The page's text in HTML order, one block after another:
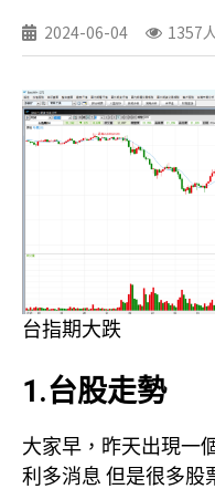
2024-06-04 1357
台指期大跌
1.台股走勢
大家早，昨天出現一
利多消息 但是很多股